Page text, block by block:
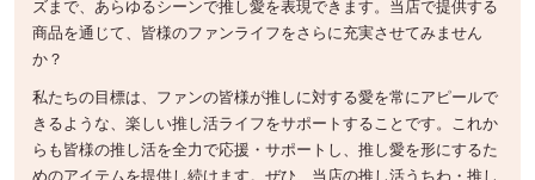
ズまで、あらゆるシーンで推し愛を表現できます。当店で提供する
商品を通じて、皆様のファンライフをさらに充実させてみません
か？
私たちの目標は、ファンの皆様が推しに対する愛を常にアピールで
きるような、楽しい推し活ライフをサポートすることです。これか
らも皆様の推し活を全力で応援・サポートし、推し愛を形にするた
めのアイテムを提供し続けます。ぜひ、当店の推し活うちわ・推し